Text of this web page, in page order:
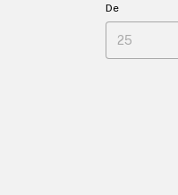
De